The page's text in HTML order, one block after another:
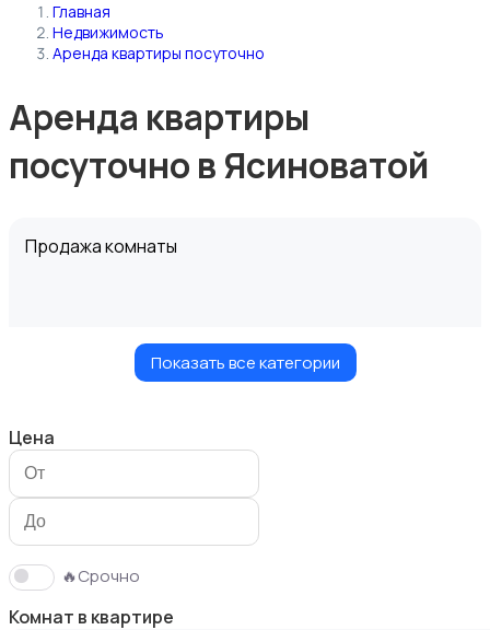
Главная
Недвижимость
Аренда квартиры посуточно
Аренда квартиры
посуточно в Ясиноватой
Продажа комнаты
Продажа участка
Показать все категории
Цена
🔥Срочно
Комнат в квартире